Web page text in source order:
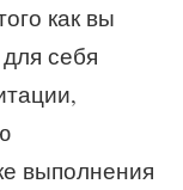
как вы
себя
выполнения